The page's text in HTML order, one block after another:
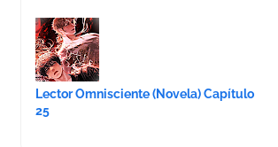
Lector Omnisciente (Novela) Capítulo
25